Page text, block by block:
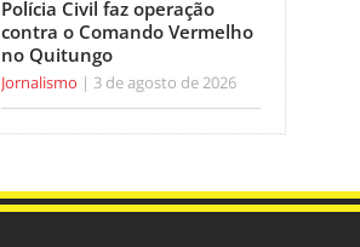
Polícia Civil faz operação
contra o Comando Vermelho
no Quitungo
Jornalismo 3 de agosto de 2026